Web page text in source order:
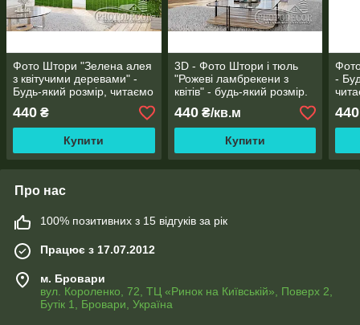
Фото Штори "Зелена алея
з квітучими деревами" -
Будь-який розмір, читаємо
опис!
440 ₴
Купити
3D - Фото Штори і тюль
"Рожеві ламбрекени з
квітів" - будь-який розмір.
Читаємо опис!
440₴/кв.м
Купити
-
440
Про нас
100% позитивних з 15 відгуків за рік
Працює з 17.07.2012
м. Бровари
вул. Короленко, 72, ТЦ «Ринок на Київській», Поверх 2,
Бутік 1, Бровари, Україна